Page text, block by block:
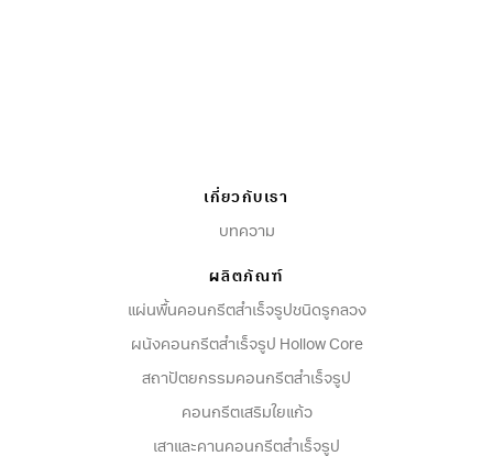
เกี่ยวกับเรา
บทความ
ผลิตภัณฑ์
แผ่นพื้นคอนกรีตสำเร็จรูปชนิดรูกลวง
ผนังคอนกรีตสําเร็จรูป Hollow Core
สถาปัตยกรรมคอนกรีตสําเร็จรูป
คอนกรีตเสริมใยแก้ว
เสาและคานคอนกรีตสำเร็จรูป